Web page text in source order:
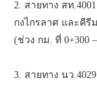
2. สายทาง สท
กงไกรลาศ และคีรี
(ช่วง กม. ที่ 0+300
3. สายทาง นว